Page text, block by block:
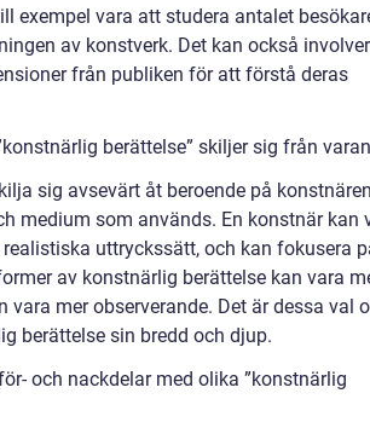
exempel vara att studera antalet
av konstverk. Det kan också
från publiken för att förstå deras
berättelse” skiljer sig från
sig avsevärt åt beroende på
medium som används. En konstnär kan
uttryckssätt, och kan fokusera
av konstnärlig berättelse kan vara
vara mer observerande. Det är dessa val
berättelse sin bredd och djup.
och nackdelar med olika ”konstnärlig